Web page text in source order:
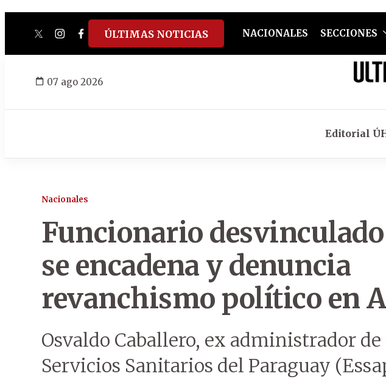
twitterinstagram
facebook
tiktokyoutube
spotify
ÚLTIMAS NOTICIAS NACIONALES SECCIONES
07 ago 2026
Editorial
Nacionales
Funcionario desvinculado
se encadena y denuncia
revanchismo político en
Osvaldo Caballero, ex administrador de
Servicios Sanitarios del Paraguay